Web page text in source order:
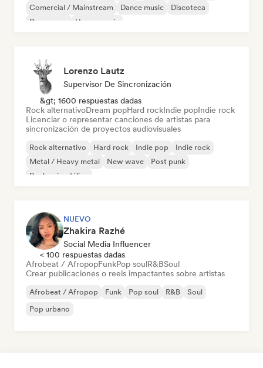
Comercial / Mainstream
Dance music
Discoteca
Dream pop
House music
Lorenzo Lautz
Supervisor De Sincronización
&gt; 1600 respuestas dadas
Rock alternativoDream popHard rockIndie popIndie rock
Licenciar o representar canciones de artistas para
sincronización de proyectos audiovisuales
Rock alternativo Hard rock Indie pop
Indie rock
Metal / Heavy metal
New wave
Post punk
Rock psicodélico
NUEVO
Zhakira Razhé
Social Media Influencer
< 100 respuestas dadas
Afrobeat / AfropopFunkPop soulR&BSoul
Crear publicaciones o reels impactantes sobre artistas
Afrobeat / Afropop Funk Pop soul R&B
Soul
Pop urbano